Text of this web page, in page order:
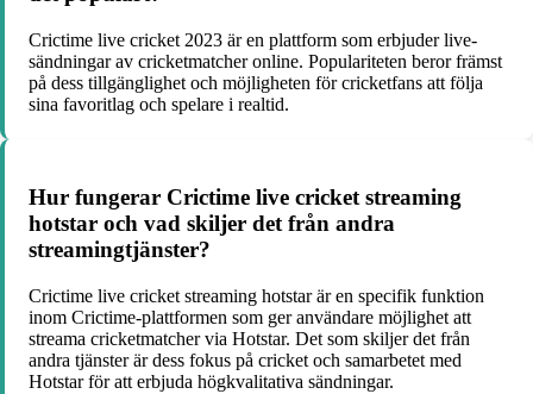
Crictime live cricket 2023 är en plattform som erbjuder live-
sändningar av cricketmatcher online. Populariteten beror främst
på dess tillgänglighet och möjligheten för cricketfans att följa
sina favoritlag och spelare i realtid.
Hur fungerar Crictime live cricket streaming
hotstar och vad skiljer det från andra
streamingtjänster?
Crictime live cricket streaming hotstar är en specifik funktion
inom Crictime-plattformen som ger användare möjlighet att
streama cricketmatcher via Hotstar. Det som skiljer det från
andra tjänster är dess fokus på cricket och samarbetet med
Hotstar för att erbjuda högkvalitativa sändningar.